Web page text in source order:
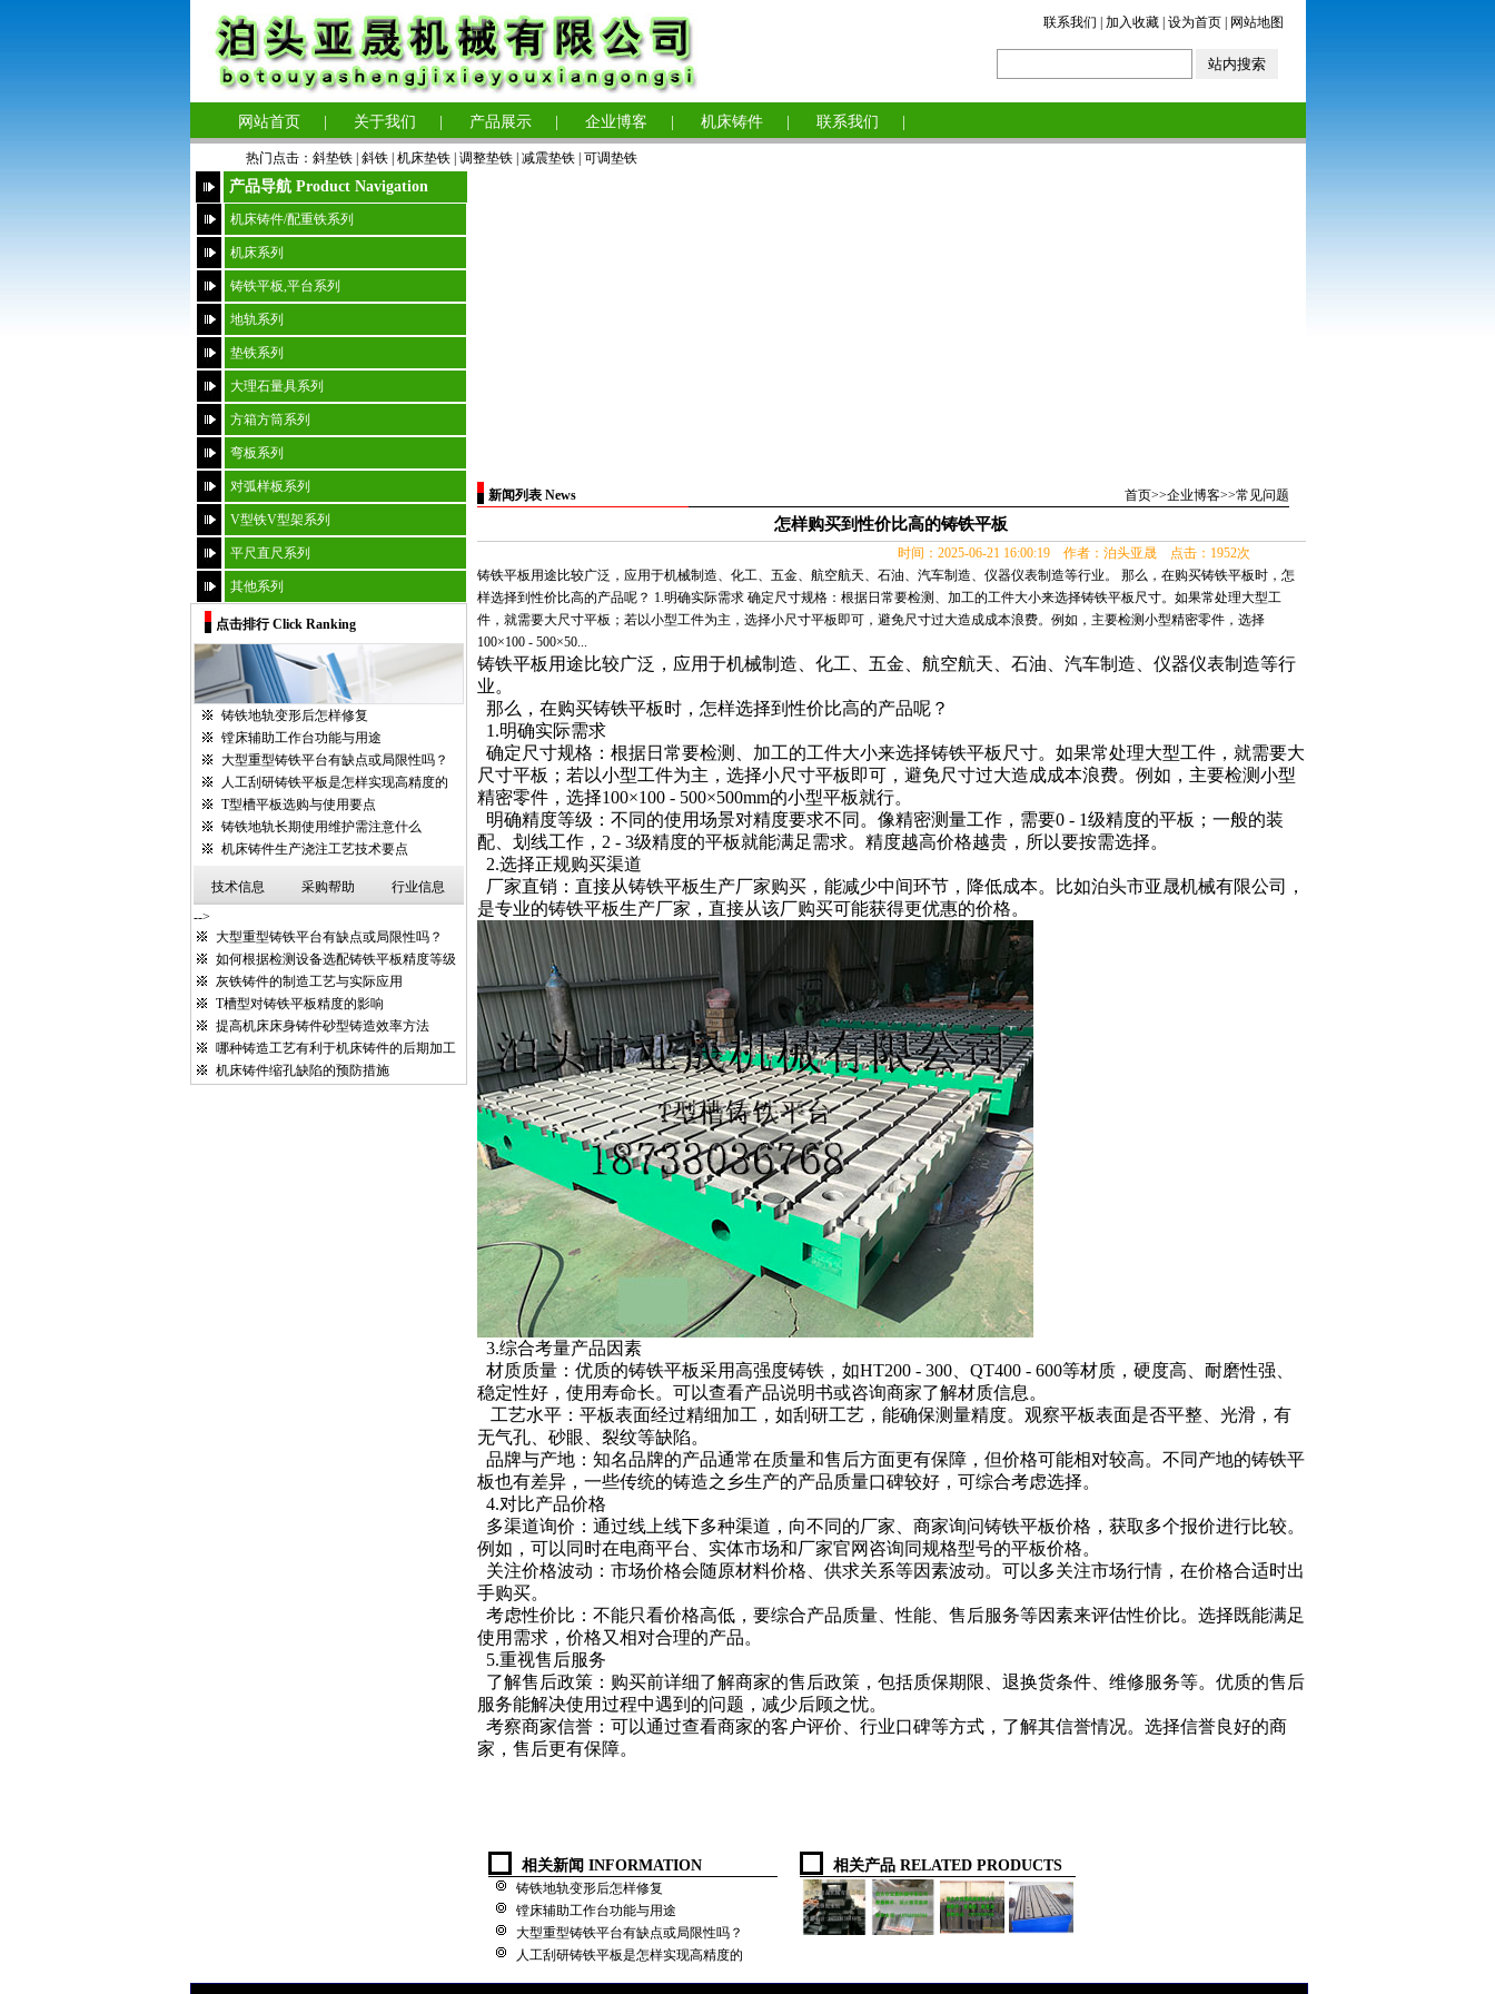
联系我们 加入收藏| 设为首页| 网站地图
网站首页 关于我们 产品展示 企业博客 机床铸件 联系我们
热门点击： 斜垫铁| 斜铁 | 机床垫铁| 调整垫铁| 减震垫铁| 可调垫铁
产品导航 Product Navigation
机床铸件/配重铁系列
机床系列
铸铁平板,平台系列
地轨系列
垫铁系列
大理石量具系列
方箱方筒系列
弯板系列
对弧样板系列
V型铁V型架系列
平尺直尺系列
其他系列
点击排行 Click Ranking
铸铁地轨变形后怎样修复
镗床辅助工作台功能与用途
大型重型铸铁平台有缺点或局限性吗？
人工刮研铸铁平板是怎样实现高精度的
T型槽平板选购与使用要点
铸铁地轨长期使用维护需注意什么
机床铸件生产浇注工艺技术要点
技术信息 采购帮助
行业信息
-->
大型重型铸铁平台有缺点或局限性吗？
如何根据检测设备选配铸铁平板精度等级
灰铁铸件的制造工艺与实际应用
T槽型对铸铁平板精度的影响
提高机床床身铸件砂型铸造效率方法
哪种铸造工艺有利于机床铸件的后期加工
机床铸件缩孔缺陷的预防措施
新闻列表 News 首页>>企业博客>>常见问题
怎样购买到性价比高的铸铁平板
时间：2025-06-21 16:00:19 作者：泊头亚晟 点击：1952次
铸铁平板用途比较广泛，应用于机械制造、化工、五金、航空航天、石油、汽车制造、仪器仪表制造等行业。 那么，在购买铸铁平板时，怎
样选择到性价比高的产品呢？ 1.明确实际需求 确定尺寸规格：根据日常要检测、加工的工件大小来选择铸铁平板尺寸。如果常处理大型工
件，就需要大尺寸平板；若以小型工件为主，选择小尺寸平板即可，避免尺寸过大造成成本浪费。例如，主要检测小型精密零件，选择
100×100 - 500×50...
铸铁平板 用途比较广泛，应用于机械制造、化工、五金、航空航天、石油、汽车制造、仪器仪表制造等行
业。
那么，在购买铸铁平板时，怎样选择到性价比高的产品呢？
1.明确实际需求
确定尺寸规格：根据日常要检测、加工的工件大小来选择铸铁平板尺寸。如果常处理大型工件，就需要大
尺寸平板；若以小型工件为主，选择小尺寸平板即可，避免尺寸过大造成成本浪费。例如，主要检测小型
精密零件，选择100×100 - 500×500mm的小型平板就行。
明确精度等级：不同的使用场景对精度要求不同。像精密测量工作，需要0 - 1级精度的平板；一般的装
配、划线工作， 2 - 3级精度的平板就能满足需求。精度越高价格越贵，所以要按需选择。
2.选择正规购买渠道
厂家直销：直接从铸铁平板生产厂家购买，能减少中间环节，降低成本。比如泊头市亚晟机械有限公司，
是专业的铸铁平板生产厂家，直接从该厂购买可能获得更优惠的价格。
3.综合考量产品因素
材质质量：优质的铸铁平板采用高强度铸铁，如HT200 - 300、 QT400 - 600等材质，硬度高、耐磨性强、
稳定性好，使用寿命长。可以查看产品说明书或咨询商家了解材质信息。
工艺水平：平板表面经过精细加工，如刮研工艺，能确保测量精度。观察平板表面是否平整、光滑，有
无气孔、砂眼、裂纹等缺陷。
品牌与产地：知名品牌的产品通常在质量和售后方面更有保障，但价格可能相对较高。不同产地的铸铁平
板也有差异，一些传统的铸造之乡生产的产品质量口碑较好，可综合考虑选择。
4.对比产品价格
多渠道询价：通过线上线下多种渠道，向不同的厂家、商家询问铸铁平板价格，获取多个报价进行比较。
例如，可以同时在电商平台、实体市场和厂家官网咨询同规格型号的平板价格。
关注价格波动：市场价格会随原材料价格、供求关系等因素波动。可以多关注市场行情，在价格合适时出
手购买。
考虑性价比：不能只看价格高低，要综合产品质量、性能、售后服务等因素来评估性价比。选择既能满足
使用需求，价格又相对合理的产品。
5.重视售后服务
了解售后政策：购买前详细了解商家的售后政策，包括质保期限、退换货条件、维修服务等。优质的售后
服务能解决使用过程中遇到的问题，减少后顾之忧。
考察商家信誉：可以通过查看商家的客户评价、行业口碑等方式，了解其信誉情况。选择信誉良好的商
家，售后更有保障。
相关新闻 INFORMATION
铸铁地轨变形后怎样修复
镗床辅助工作台功能与用途
大型重型铸铁平台有缺点或局限性吗？
人工刮研铸铁平板是怎样实现高精度的
相关产品 RELATED PRODUCTS